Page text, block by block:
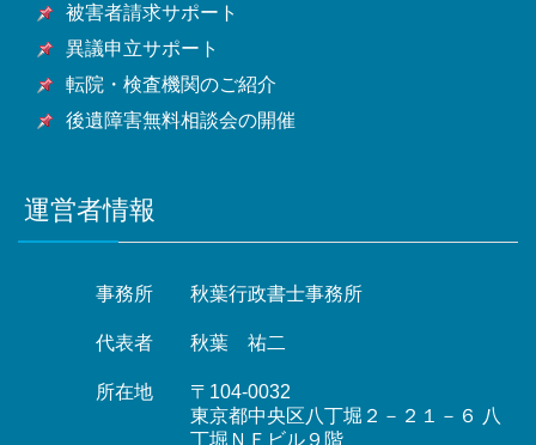
被害者請求サポート
異議申立サポート
転院・検査機関のご紹介
後遺障害無料相談会の開催
運営者情報
事務所 秋葉行政書士事務所
代表者 秋葉 祐二
所在地
〒104-0032
東京都中央区八丁堀２－２１－６ 八
丁堀ＮＦビル９階